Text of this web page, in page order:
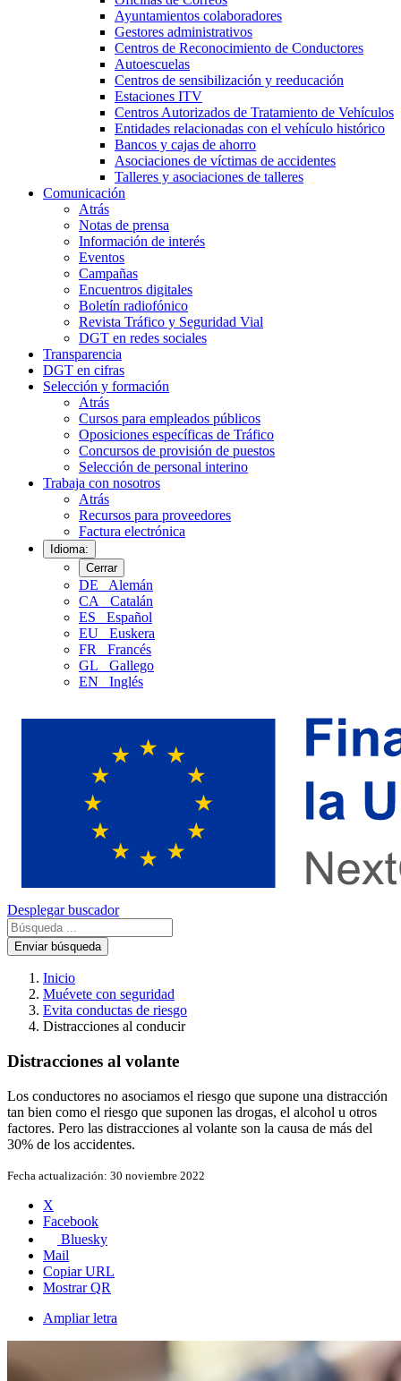
Ayuntamientos colaboradores
Gestores administrativos
Centros de Reconocimiento de Conductores
Autoescuelas
Centros de sensibilización y reeducación
Estaciones ITV
Centros Autorizados de Tratamiento de Vehículos
Entidades relacionadas con el vehículo histórico
Bancos y cajas de ahorro
Asociaciones de víctimas de accidentes
Talleres y asociaciones de talleres
Comunicación
Atrás
Notas de prensa
Información de interés
Eventos
Campañas
Encuentros digitales
Boletín radiofónico
Revista Tráfico y Seguridad Vial
DGT en redes sociales
Transparencia
DGT en cifras
Selección y formación
Atrás
Cursos para empleados públicos
Oposiciones específicas de Tráfico
Concursos de provisión de puestos
Selección de personal interino
Trabaja con nosotros
Atrás
Recursos para proveedores
Factura electrónica
Idioma:
Cerrar
DE
Alemán
CA
Catalán
ES
Español
EU
Euskera
FR
Francés
GL
Gallego
EN
Inglés
Desplegar buscador
Enviar búsqueda
Inicio
Muévete con seguridad
Evita conductas de riesgo
Distracciones al conducir
Distracciones al volante
Los conductores no asociamos el riesgo que supone una distracción
tan bien como el riesgo que suponen las drogas, el alcohol u otros
factores. Pero las distracciones al volante son la causa de más del
30% de los accidentes.
Fecha actualización: 30 noviembre 2022
X
Facebook
Bluesky
Mail
Copiar URL
Mostrar QR
Ampliar letra